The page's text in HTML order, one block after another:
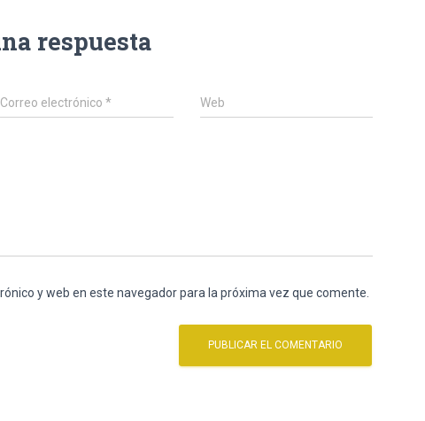
respuesta
Correo electrónico* Web
y web en este navegador para la próxima vez que comente.